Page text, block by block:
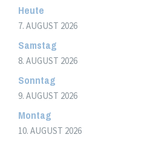
Heute
7. AUGUST 2026
Samstag
8. AUGUST 2026
Sonntag
9. AUGUST 2026
Montag
10. AUGUST 2026